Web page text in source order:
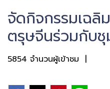
จัดกิจกรรมเฉลิ
ตรุษจีนร่วมกับ
5854 จำนวนผู้เข้าชม |